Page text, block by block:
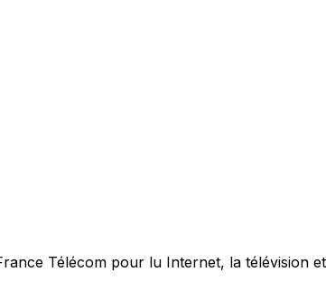
Télécom pour lu Internet, la télévision